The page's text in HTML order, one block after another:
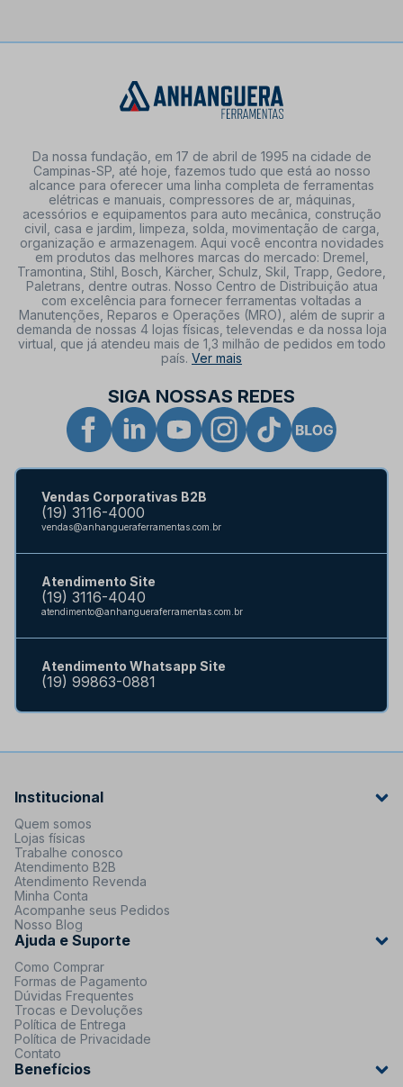
Da nossa fundação, em 17 de abril de 1995 na cidade de
Campinas-SP, até hoje, fazemos tudo que está ao nosso
alcance para oferecer uma linha completa de ferramentas
elétricas e manuais, compressores de ar, máquinas,
acessórios e equipamentos para auto mecânica, construção
civil, casa e jardim, limpeza, solda, movimentação de carga,
organização e armazenagem. Aqui você encontra novidades
em produtos das melhores marcas do mercado: Dremel,
Tramontina, Stihl, Bosch, Kärcher, Schulz, Skil, Trapp, Gedore,
Paletrans, dentre outras. Nosso Centro de Distribuição atua
com excelência para fornecer ferramentas voltadas a
Manutenções, Reparos e Operações (MRO), além de suprir a
demanda de nossas 4 lojas físicas, televendas e da nossa loja
virtual, que já atendeu mais de 1,3 milhão de pedidos em todo
país. Ver mais
SIGA NOSSAS REDES
Vendas Corporativas B2B
(19) 3116-4000
vendas@anhangueraferramentas.com.br
Atendimento Site
(19) 3116-4040
atendimento@anhangueraferramentas.com.br
Atendimento Whatsapp Site
(19) 99863-0881
Institucional
Quem somos
Lojas físicas
Trabalhe conosco
Atendimento B2B
Atendimento Revenda
Minha Conta
Acompanhe seus Pedidos
Nosso Blog
Ajuda e Suporte
Como Comprar
Formas de Pagamento
Dúvidas Frequentes
Trocas e Devoluções
Política de Entrega
Política de Privacidade
Contato
Benefícios